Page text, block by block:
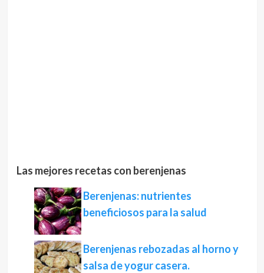
Las mejores recetas con berenjenas
Berenjenas: nutrientes
beneficiosos para la salud
Berenjenas rebozadas al horno y
salsa de yogur casera.